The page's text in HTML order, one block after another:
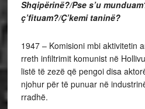
Shqipërinë?/Pse s’u
ç’fituam?/Ç’kemi taninë?
1947 – Komisioni mbi aktivitetin
rreth infiltrimit komunist në
listë të zezë që pengoi disa
njohur për të punuar në
rradhë.